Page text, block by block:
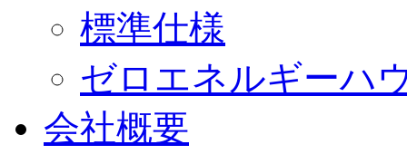
標準仕様
ゼロエネルギーハ
会社概要